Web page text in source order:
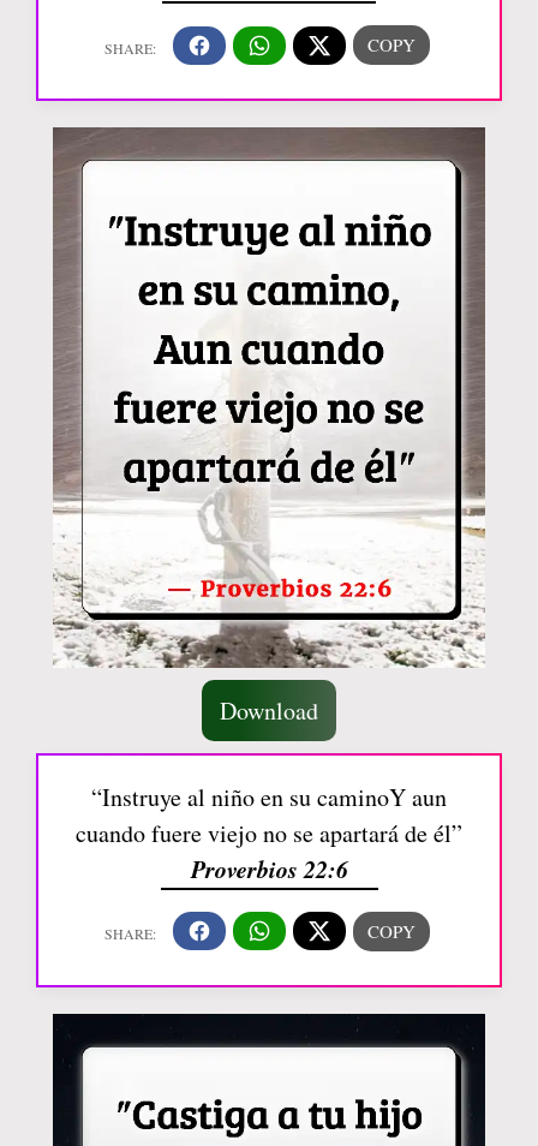
Download
“Instruye al niño en su caminoY aun
cuando fuere viejo no se apartará de él”
Proverbios 22:6